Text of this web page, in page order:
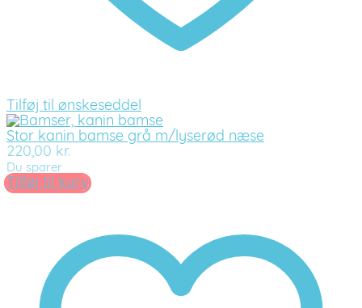
Tilføj til ønskeseddel
Stor kanin bamse grå m/lyserød næse
220,00 kr.
Du sparer
Tilføj til kurv